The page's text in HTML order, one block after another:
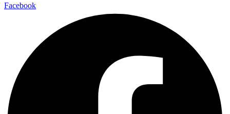
Facebook